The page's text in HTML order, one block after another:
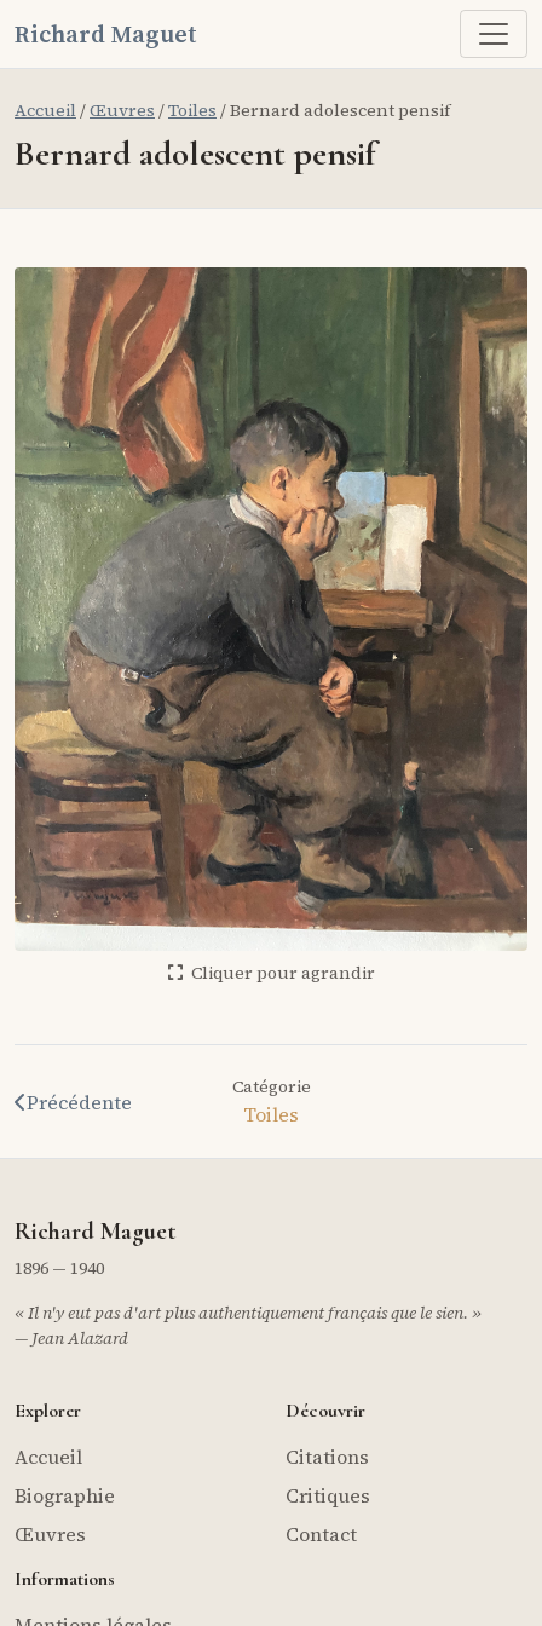
Richard Maguet
Accueil/Œuvres /Toiles / Bernard adolescent pensif
Bernard adolescent pensif
Cliquer pour agrandir
Précédente
Catégorie
Toiles
Richard Maguet
1896 — 1940
« Il n'y eut pas d'art plus authentiquement français que le sien. »
— Jean Alazard
Explorer
Accueil
Biographie
Œuvres
Découvrir
Citations
Critiques
Contact
Informations